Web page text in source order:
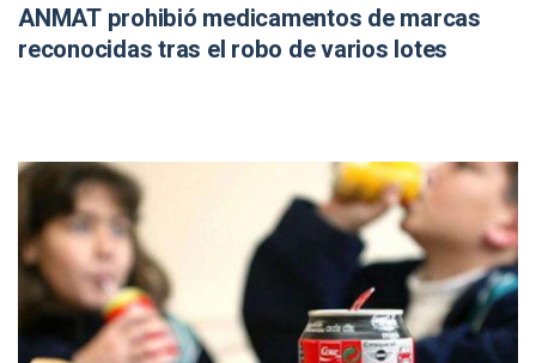
ANMAT prohibió medicamentos de marcas
reconocidas tras el robo de varios lotes